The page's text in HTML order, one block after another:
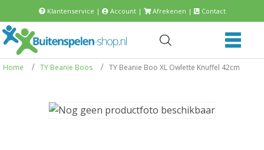
Klantenservice | Account| Afrekenen | Contact
Home TY Beanie Boos TY Beanie Boo XL Owlette Knuffel 42cm